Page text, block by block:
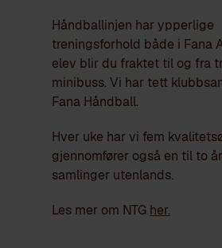
Håndballinjen har ypperlige
treningsforhold både i Fana
elev blir du fraktet til og fra
minibuss. Vi har tett
Fana Håndball.
Hver uke har vi fem
gjennomfører også en til to
samlinger utenlands.
Les mer om NTG her.